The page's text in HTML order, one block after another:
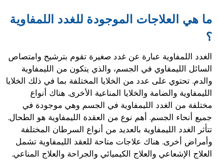
ما هي العلاجات الموجودة للغدد اللمفاوية
؟
الغدد اللمفاوية عبارة عن غدد صغيرة تقوم بترشيح وامتصاص
السائل الليمفاوي في الجسم، والذي يتكون من الليمفاوية
والدم. تحتوي على عدد من الخلايا المختلفة بما في ذلك الخلايا
الليمفاوية والضامة والخلايا المناعية الأخرى. هناك أنواع
مختلفة من الغدد الليمفاوية في الجسم وهي موجودة في
جميع أنحاء الجسم. أهم نوع من العقدة الليمفاوية هو الطحال.
تتأثر الغدد الليمفاوية بالعديد من أنواع السرطان المختلفة
وأمراض أخرى. هناك علاجات متاحة للعقد الليمفاوية تشمل
العلاج الإشعاعي والعلاج الكيميائي والجراحة والعلاج المناعي.